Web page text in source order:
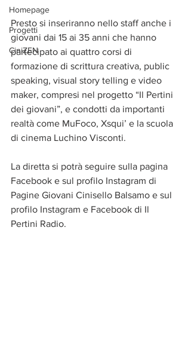
Homepage
Progetti
CiniZEN
Presto si inseriranno nello staff anche i
giovani dai 15 ai 35 anni che hanno
partecipato ai quattro corsi di
formazione di scrittura creativa, public
speaking, visual story telling e video
maker, compresi nel progetto “Il Pertini
dei giovani”, e condotti da importanti
realtà come MuFoco, Xsqui’ e la scuola
di cinema Luchino Visconti.
La diretta si potrà seguire sulla pagina
Facebook e sul profilo Instagram di
Pagine Giovani Cinisello Balsamo e sul
profilo Instagram e Facebook di Il
Pertini Radio.